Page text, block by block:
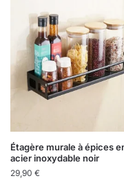
Étagère murale à épices
acier inoxydable noir
29,90 €